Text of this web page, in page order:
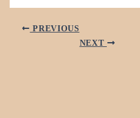
PREVIOUS
NEXT